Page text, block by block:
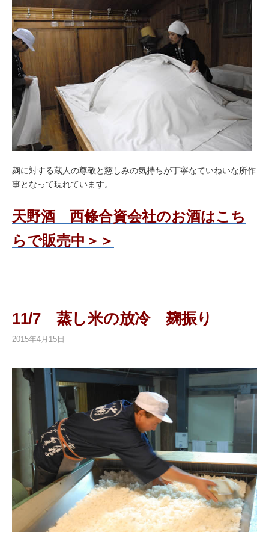
麹に対する蔵人の尊敬と慈しみの気持ちが丁寧なていねいな所作
事となって現れています。
天野酒 西條合資会社のお酒はこち
らで販売中＞＞
11/7 蒸し米の放冷 麹振り
2015年4月15日